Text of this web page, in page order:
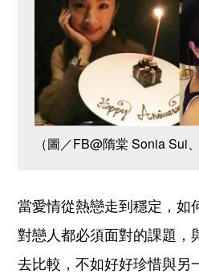
（圖／FB@隋棠 Sonia Sui
當愛情從熱戀走到穩定，如
對戀人都必須面對的課題，
去比較，不如好好珍惜與另